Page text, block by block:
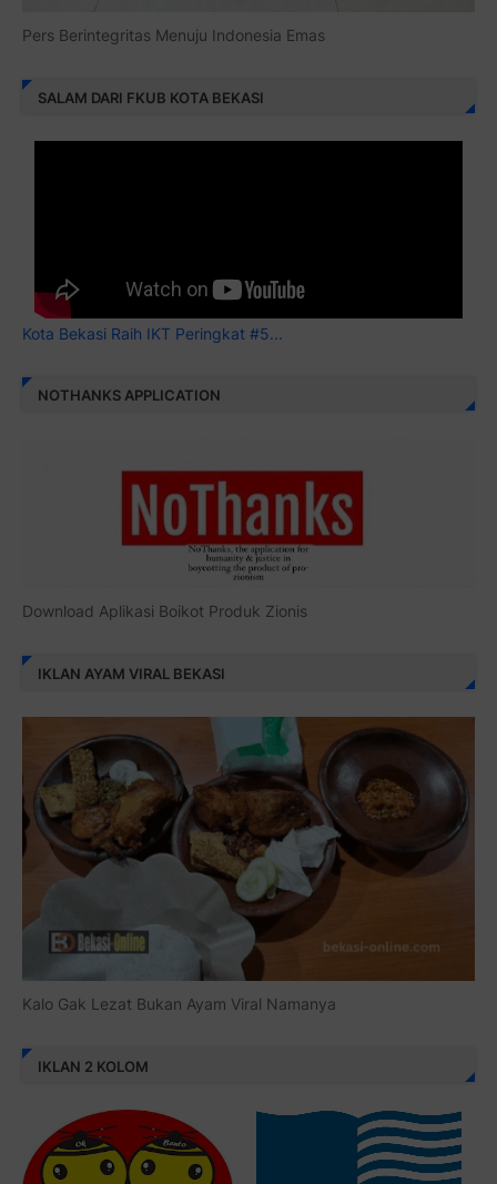
Pers Berintegritas Menuju Indonesia Emas
SALAM DARI FKUB KOTA BEKASI
Kota Bekasi Raih IKT Peringkat #5...
NOTHANKS APPLICATION
Download Aplikasi Boikot Produk Zionis
IKLAN AYAM VIRAL BEKASI
Kalo Gak Lezat Bukan Ayam Viral Namanya
IKLAN 2 KOLOM